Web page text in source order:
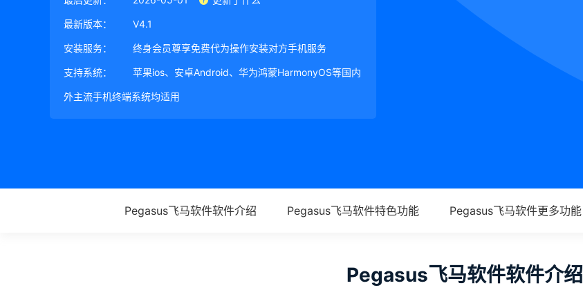
最新版本： V4.1
安装服务： 终身会员尊享免费代为操作安装对方手机服务
支持系统： 苹果ios、安卓Android、华为鸿蒙HarmonyOS等国内
外主流手机终端系统均适用
Pegasus飞马软件软件介绍 Pegasus飞马软件特色功能 Pegasus飞马软件更多功能
Pegasus飞马软件软件介绍